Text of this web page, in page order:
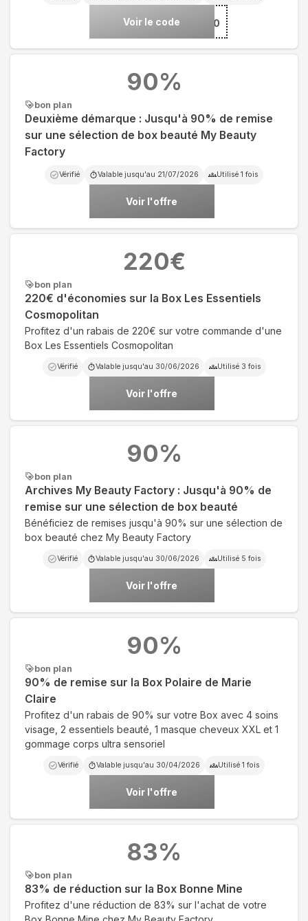
Voir le code***DESETE10
bon plan
Deuxième démarque : Jusqu'à 90% de remise
sur une sélection de box beauté My Beauty
Factory
Vérifié Valable jusqu'au 21/07/2026 Utilisé 1 fois
Voir l'offre
90%
bon plan
220€ d'économies sur la Box Les Essentiels
Cosmopolitan
Profitez d'un rabais de 220€ sur votre commande d'une
Box Les Essentiels Cosmopolitan
Vérifié Valable jusqu'au 30/06/2026 Utilisé 3 fois
Voir l'offre
220€
bon plan
Archives My Beauty Factory : Jusqu'à 90% de
remise sur une sélection de box beauté
Bénéficiez de remises jusqu'à 90% sur une sélection de
box beauté chez My Beauty Factory
Vérifié Valable jusqu'au 30/06/2026 Utilisé 5 fois
Voir l'offre
90%
bon plan
90% de remise sur la Box Polaire de Marie
Claire
Profitez d'un rabais de 90% sur votre Box avec 4 soins
visage, 2 essentiels beauté, 1 masque cheveux XXL et 1
gommage corps ultra sensoriel
Vérifié Valable jusqu'au 30/04/2026 Utilisé 1 fois
Voir l'offre
90%
bon plan
83% de réduction sur la Box Bonne Mine
Profitez d'une réduction de 83% sur l'achat de votre
83%